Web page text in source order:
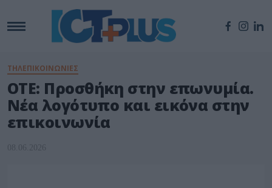
ΤΗΛΕΠΙΚΟΙΝΩΝΙΕΣ
ΟΤΕ: Προσθήκη στην επωνυμία.
Νέα λογότυπο και εικόνα στην
επικοινωνία
08.06.2026